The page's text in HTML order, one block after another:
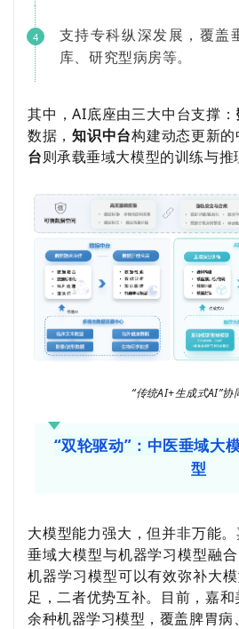
4
支持专科纵深发展，覆盖
库、研究型病房等。
其中，AI底座由三大中台支撑：
数据，知识中台构建动态更新
台则承载垂域大模型的训练与推
“传统AI+生成式AI”协
“双轮驱动”：中医垂域大
型
大模型能力强大，但并非万能
垂域大模型与机器学习模型融
机器学习模型可以有效弥补大
足，二者优势互补。目前，嘉
余种机器学习模型，覆盖脾胃病